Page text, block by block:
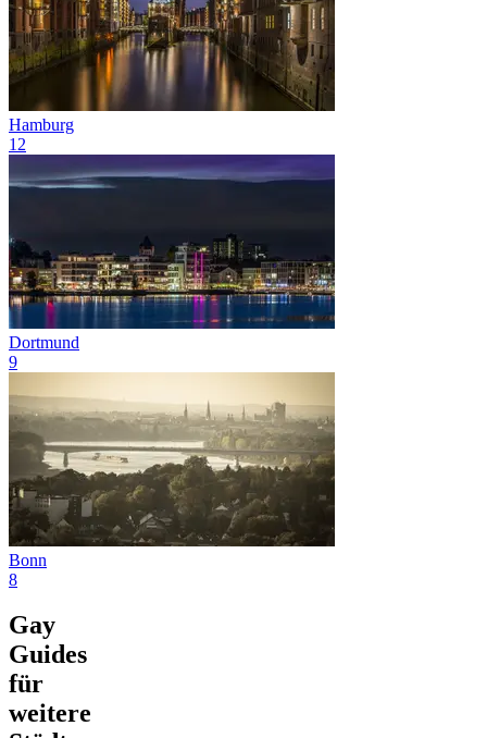
Hamburg
12
Dortmund
9
Bonn
8
Gay
Guides
für
weitere